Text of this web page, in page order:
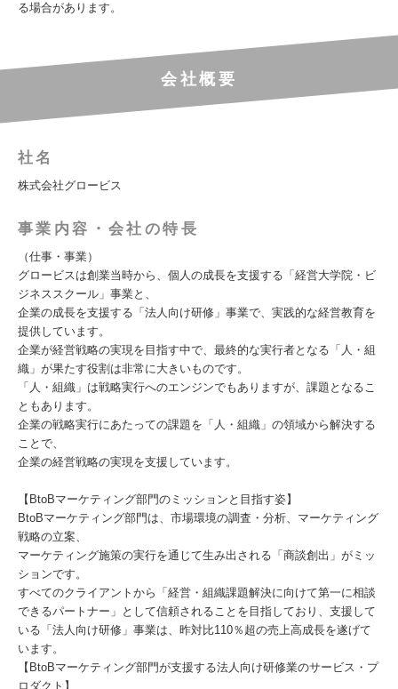
る場合があります。
会社概要
社名
株式会社グロービス
事業内容・会社の特長
（仕事・事業）
グロービスは創業当時から、個人の成長を支援する「経営大学院・ビ
ジネススクール」事業と、
企業の成長を支援する「法人向け研修」事業で、実践的な経営教育を
提供しています。
企業が経営戦略の実現を目指す中で、最終的な実行者となる「人・組
織」が果たす役割は非常に大きいものです。
「人・組織」は戦略実行へのエンジンでもありますが、課題となるこ
ともあります。
企業の戦略実行にあたっての課題を「人・組織」の領域から解決する
ことで、
企業の経営戦略の実現を支援しています。
【BtoBマーケティング部門のミッションと目指す姿】
BtoBマーケティング部門は、市場環境の調査・分析、マーケティング
戦略の立案、
マーケティング施策の実行を通じて⽣み出される「商談創出」がミッ
ションです。
すべてのクライアントから「経営・組織課題解決に向けて第一に相談
できるパートナー」として信頼されることを目指しており、支援して
いる「法人向け研修」事業は、昨対比110％超の売上高成長を遂げて
います。
【BtoBマーケティング部門が支援する法人向け研修業のサービス・プ
ロダクト】